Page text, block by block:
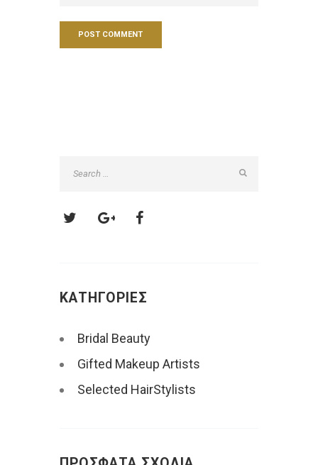
KΑΤΗΓΟΡΊΕΣ
Bridal Beauty
Gifted Makeup Artists
Selected HairStylists